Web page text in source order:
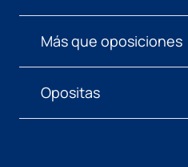
Más que oposiciones
Opositas